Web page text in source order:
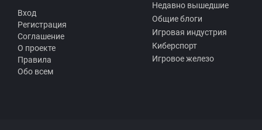
Вход
Регистрация
Соглашение
О проекте
Правила
Обо всем
Недавно вышедшие
Общие блоги
Игровая индустрия
Киберспорт
Игровое железо